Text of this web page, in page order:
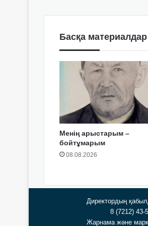
Басқа материалдар
Менің арыстарым –
бойтұмарым
08.08.2026
Директордың
8 (7212) 43-
Жарнама және